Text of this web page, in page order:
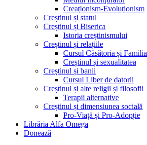
Creaționism-Evoluționism
Creștinul și statul
Creștinul și Biserica
Istoria creștinismului
Creștinul și relațiile
Cursul Căsătoria și Familia
Creștinul și sexualitatea
Creștinul și banii
Cursul Liber de datorii
Creștinul și alte religii și filosofii
Terapii alternative
Creștinul și dimensiunea socială
Pro-Viață și Pro-Adopție
Librăria Alfa Omega
Donează